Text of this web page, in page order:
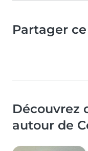
Partager
Découvrez
autour de